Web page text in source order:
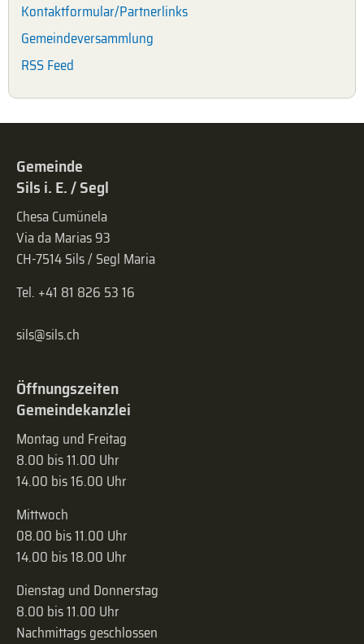
Kontaktformular/Partnerlinks
Gemeindeversammlung
RSS Feed
Gemeinde
Sils i. E. / Segl
Chesa Cumünela
Via da Marias 93
CH-7514 Sils / Segl Maria
Tel. +41 81 826 53 16
sils@sils.ch
Öffnungszeiten
Gemeindekanzlei
Montag und Freitag
8.00 bis 11.00 Uhr
14.00 bis 16.00 Uhr
Mittwoch
08.00 bis 11.00 Uhr
14.00 bis 18.00 Uhr
Dienstag und Donnerstag
8.00 bis 11.00 Uhr
Nachmittags geschlossen